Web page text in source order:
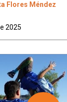
Flores Méndez
2025